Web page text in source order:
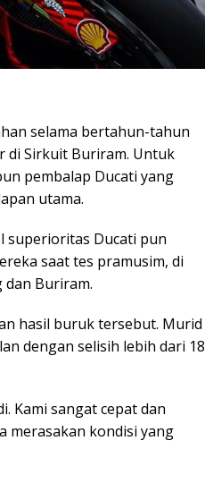
selama bertahun-tahun
di Sirkuit Buriram. Untuk
pembalap Ducati yang
utama.
superioritas Ducati pun
saat tes pramusim, di
dan Buriram.
hasil buruk tersebut. Murid
dengan selisih lebih dari 18
Kami sangat cepat dan
merasakan kondisi yang